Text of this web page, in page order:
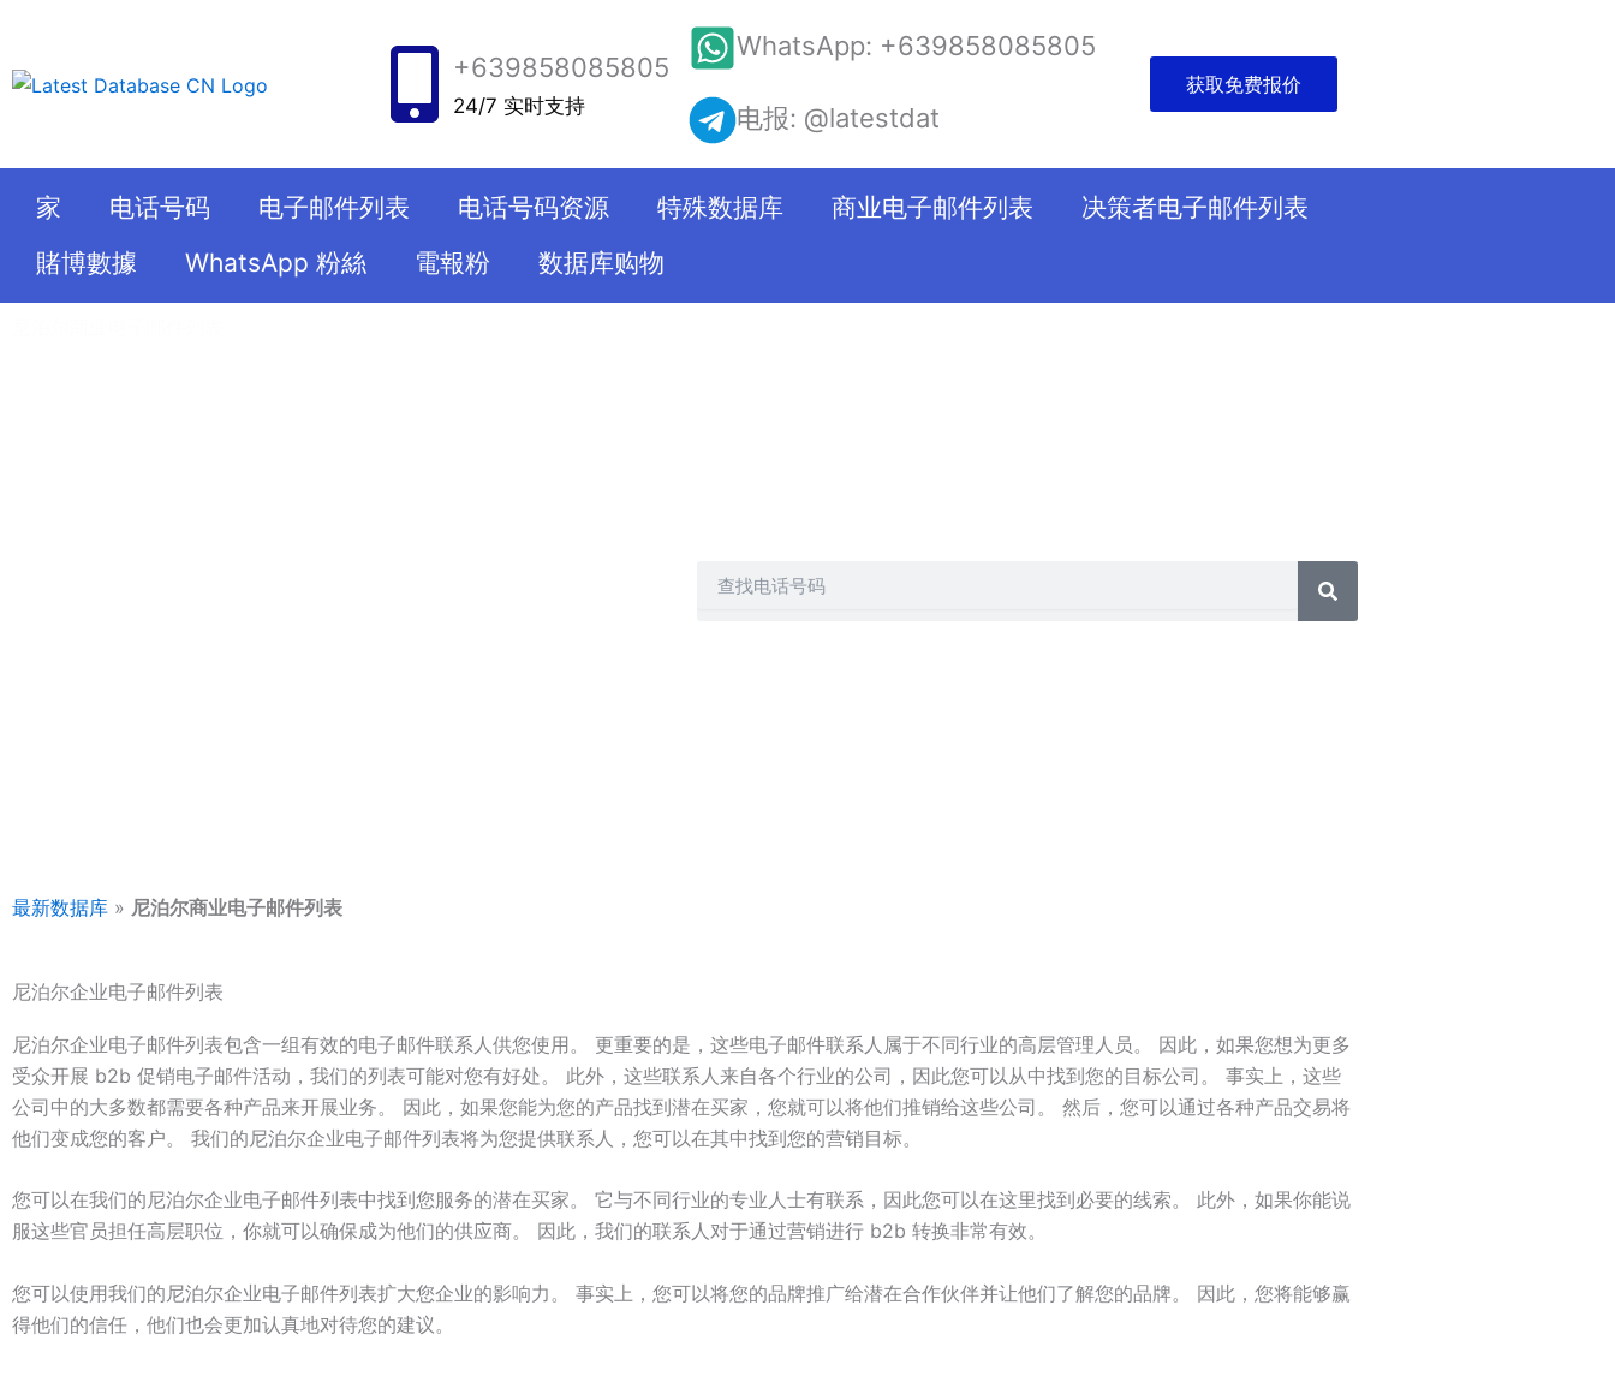
内
+639858085805
24/7 实时支持
WhatsApp: +639858085805
电报: @latestdat
获取免费报价
家 电话号码 电子邮件列表 电话号码资源 特殊数据库 商业电子邮件列表
决策者电子邮件列表
賭博數據
WhatsApp 粉絲 電報粉 数据库购物
最新数据库 » 尼泊尔商业电子邮件列表
尼泊尔企业电子邮件列表
尼泊尔企业电子邮件列表包含一组有效的电子邮件联系人供您使用。 更重要的是，这些电子邮件联系人属于不同行业的高层管理人员。 因此，如果您想为更多
受众开展 b2b 促销电子邮件活动，我们的列表可能对您有好处。 此外，这些联系人来自各个行业的公司，因此您可以从中找到您的目标公司。 事实上，这些
公司中的大多数都需要各种产品来开展业务。 因此，如果您能为您的产品找到潜在买家，您就可以将他们推销给这些公司。 然后，您可以通过各种产品交易将
他们变成您的客户。 我们的尼泊尔企业电子邮件列表将为您提供联系人，您可以在其中找到您的营销目标。
您可以在我们的尼泊尔企业电子邮件列表中找到您服务的潜在买家。 它与不同行业的专业人士有联系，因此您可以在这里找到必要的线索。 此外，如果你能说
服这些官员担任高层职位，你就可以确保成为他们的供应商。 因此，我们的联系人对于通过营销进行 b2b 转换非常有效。
您可以使用我们的尼泊尔企业电子邮件列表扩大您企业的影响力。 事实上，您可以将您的品牌推广给潜在合作伙伴并让他们了解您的品牌。 因此，您将能够赢
得他们的信任，他们也会更加认真地对待您的建议。